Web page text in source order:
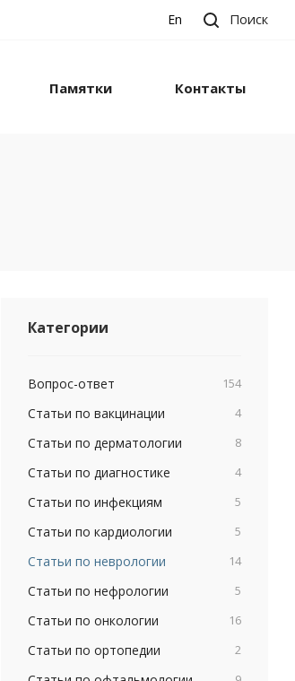
En Поиск
Памятки Контакты
Категории
Вопрос-ответ 154
Статьи по вакцинации 4
Статьи по дерматологии 8
Статьи по диагностике 4
Статьи по инфекциям 5
Статьи по кардиологии 5
Статьи по неврологии 14
Статьи по нефрологии 5
Статьи по онкологии 16
Статьи по ортопедии 2